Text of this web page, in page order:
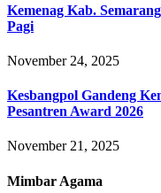
Kemenag Kab.
Pagi
November 24, 2025
Kesbangpol Gandeng
Pesantren Award 2026
November 21, 2025
Mimbar Agama